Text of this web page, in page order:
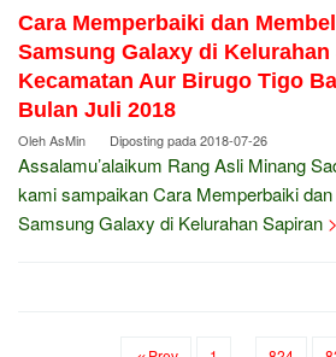
Cara Memperbaiki dan
Samsung Galaxy di Kelurahan
Kecamatan Aur Birugo Tigo
Bulan Juli 2018
OlehAsMin Diposting pada2018-07-26
Assalamu’alaikum Rang Asli Minang
kami sampaikan Cara Memperbaiki
Samsung Galaxy di Kelurahan Sapiran